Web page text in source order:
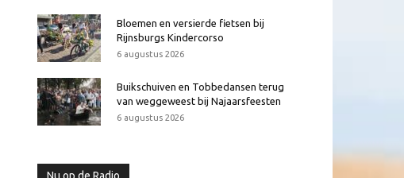
Bloemen en versierde fietsen bij
Rijnsburgs Kindercorso
6 augustus 2026
Buikschuiven en Tobbedansen terug
van weggeweest bij Najaarsfeesten
6 augustus 2026